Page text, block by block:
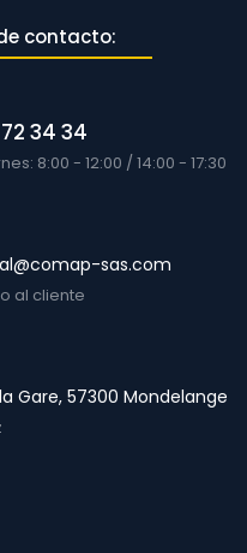
contacto:
34 34
8:00 - 12:00 / 14:00 - 17:30
sas.com
al cliente
Gare, 57300 Mondelange